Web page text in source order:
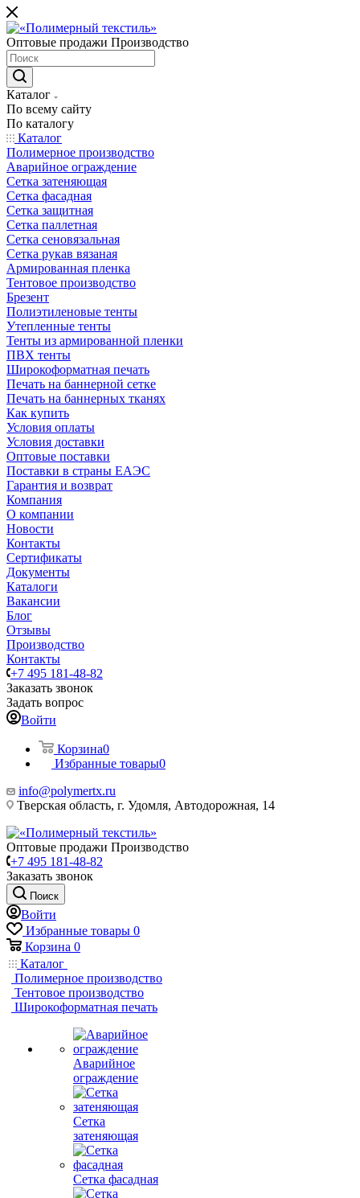
Оптовые продажи Производство
Каталог
По всему сайту
По каталогу
Каталог
Полимерное производство
Аварийное ограждение
Сетка затеняющая
Сетка фасадная
Сетка защитная
Сетка паллетная
Сетка сеновязальная
Сетка рукав вязаная
Армированная пленка
Тентовое производство
Брезент
Полиэтиленовые тенты
Утепленные тенты
Тенты из армированной пленки
ПВХ тенты
Широкоформатная печать
Печать на баннерной сетке
Печать на баннерных тканях
Как купить
Условия оплаты
Условия доставки
Оптовые поставки
Поставки в страны ЕАЭС
Гарантия и возврат
Компания
О компании
Новости
Контакты
Сертификаты
Документы
Каталоги
Вакансии
Блог
Отзывы
Производство
Контакты
+7 495 181-48-82
Заказать звонок
Задать вопрос
Войти
Корзина0
Избранные товары0
info@polymertx.ru
Тверская область, г. Удомля, Автодорожная, 14
Оптовые продажи Производство
+7 495 181-48-82
Заказать звонок
Поиск
Войти
Избранные товары 0
Корзина 0
Каталог
Полимерное производство
Тентовое производство
Широкоформатная печать
Аварийное
ограждение
Сетка
затеняющая
Сетка фасадная